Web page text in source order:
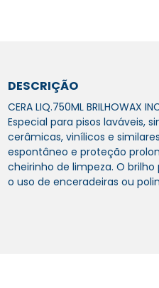
DESCRIÇÃO
CERA LIQ.750ML BRILHOWAX
Especial para pisos laváveis,
cerâmicas, vinílicos e
espontâneo e proteção
cheirinho de limpeza. O
o uso de enceradeiras ou